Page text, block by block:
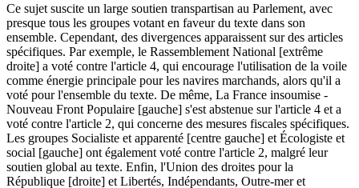
Ce sujet suscite un large soutien transpartisan au Parlement, avec
presque tous les groupes votant en faveur du texte dans son
ensemble. Cependant, des divergences apparaissent sur des articles
spécifiques. Par exemple, le Rassemblement National [extrême
droite] a voté contre l'article 4, qui encourage l'utilisation de la voile
comme énergie principale pour les navires marchands, alors qu'il a
voté pour l'ensemble du texte. De même, La France insoumise -
Nouveau Front Populaire [gauche] s'est abstenue sur l'article 4 et a
voté contre l'article 2, qui concerne des mesures fiscales spécifiques.
Les groupes Socialiste et apparenté [centre gauche] et Écologiste et
social [gauche] ont également voté contre l'article 2, malgré leur
soutien global au texte. Enfin, l'Union des droites pour la
République [droite] et Libertés, Indépendants, Outre-mer et